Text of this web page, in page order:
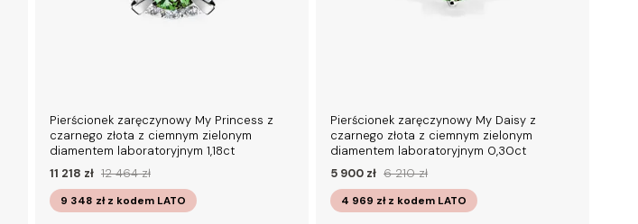
Pierścionek zaręczynowy My Princess z
czarnego złota z ciemnym zielonym
diamentem laboratoryjnym 1,18ct
11 218 zł 12 464 zł
9 348 zł z kodem LATO
Pierścionek zaręczynowy My Daisy z
czarnego złota z ciemnym zielonym
diamentem laboratoryjnym 0,30ct
5 900 zł 6 210 zł
4 969 zł z kodem LATO